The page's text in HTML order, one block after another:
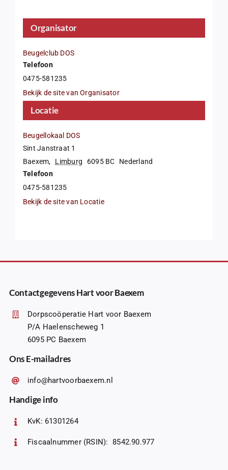
Locatie
Beugellokaal DOS
Sint Janstraat 1
Baexem, Limburg 6095 BC
Nederland
Telefoon
0475-581235
Bekijk de site van Locatie
Organisator
Beugelclub DOS
Telefoon
0475-581235
Bekijk de site van Organisator
Contactgegevens Hart voor Baexem
Dorpscoöperatie Hart voor Baexem
P/A Haelenscheweg 1
6095 PC Baexem
Ons E-mailadres
info@hartvoorbaexem.nl
Handige info
KvK: 61301264
Fiscaalnummer (RSIN): 8542.90.977